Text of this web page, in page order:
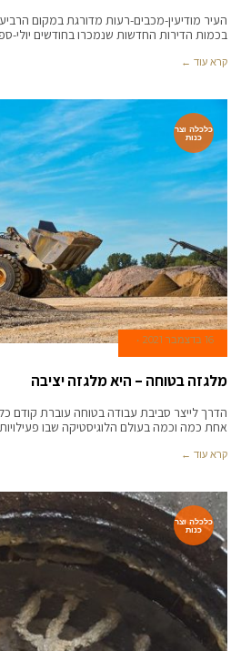
העיר מודיעין-מכבים-רעות מדורגת במקום
בכמות הדירות החדשות שנמכרו בחודשים יולי-ספטמבר 2021 – כך
קרא עוד ←
כלכלה וצר
כנות
16 בדצמבר 2021
מלגזה בטוחה – היא מלגזה יציבה
הדרך לייצר סביבת עבודה בטוחה עוברת קודם
אחת כמה וכמה בעולם הלוגיסטיקה שבו פעילויות
קרא עוד ←
כלכלה וצר
כנות